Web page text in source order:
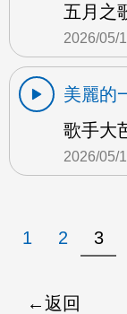
五月之
2026/05/
美麗的
歌手大
2026/05/
1 2 3
返回